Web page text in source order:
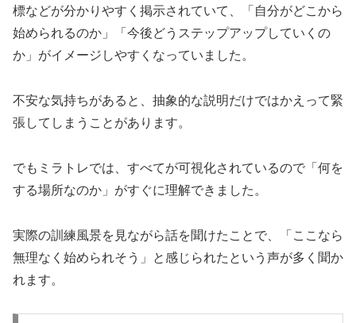
標などが分かりやすく掲示されていて、「自分がどこから
始められるのか」「今後どうステップアップしていくの
か」がイメージしやすくなっていました。
不安な気持ちがあると、抽象的な説明だけではかえって緊
張してしまうことがあります。
でもミラトレでは、すべてが可視化されているので「何を
する場所なのか」がすぐに理解できました。
実際の訓練風景を見ながら話を聞けたことで、「ここなら
無理なく始められそう」と感じられたという声が多く聞か
れます。